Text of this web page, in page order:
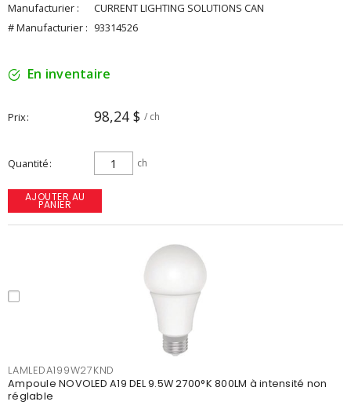
Manufacturier :
CURRENT LIGHTING SOLUTIONS CAN
# Manufacturier : 93314526
En inventaire
Prix 98,24 $ / ch
Quantité ch
AJOUTER AU
PANIER
LAMLEDA199W27KND
Ampoule NOVOLED A19 DEL 9.5W 2700°K 800LM à intensité non
réglable